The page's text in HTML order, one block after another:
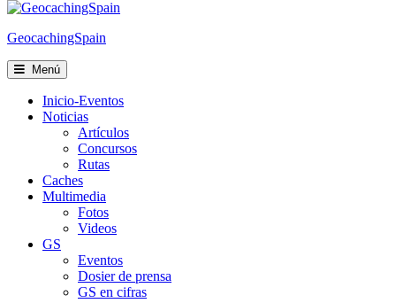
Cookies
GeocachingSpain
Menú
Inicio-Eventos
Noticias
Artículos
Concursos
Rutas
Caches
Multimedia
Fotos
Videos
GS
Eventos
Dosier de prensa
GS en cifras